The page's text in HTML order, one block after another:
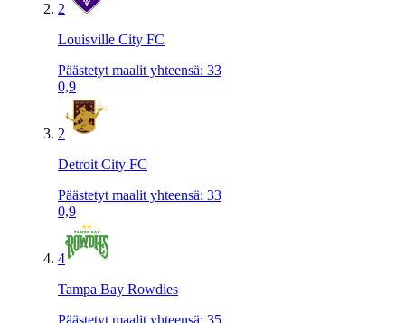
2
Louisville City FC
Päästetyt maalit yhteensä: 33
0,9
2
Detroit City FC
Päästetyt maalit yhteensä: 33
0,9
4
Tampa Bay Rowdies